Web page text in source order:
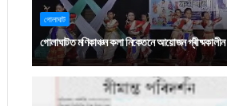
গোলাঘাট
গোলাঘাটত মণিকাঞ্চন কলা নিকেতনে আয়োজন গ্ৰীষ্মকালীন